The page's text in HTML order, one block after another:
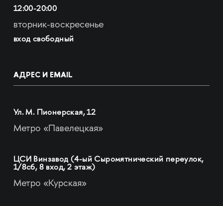
12:00-20:00
вторник-воскресенье
вход свободный
АДРЕС И EMAIL
Ул. М. Пионерская, 12
Метро «Павелецкая»
ЦСИ Винзавод (4-ый Сыромятнический переулок,
1/8с6, 8 вход, 2 этаж)
Метро «Курская»